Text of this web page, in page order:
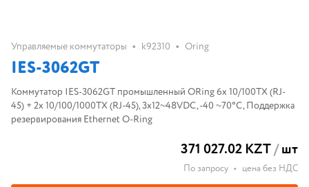
Управляемые коммутаторы • k92310 • Oring
IES-3062GT
Коммутатор IES-3062GT промышленный ORing 6x 10/100TX (RJ-
45) + 2x 10/100/1000TX (RJ-45), 3x12~48VDC, -40 ~70°С, Поддержка
резервирования Ethernet O-Ring
371 027.02 KZT/шт
По запросу • цена без НДС